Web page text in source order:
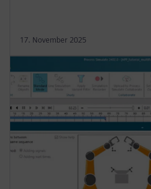
17. November 2025